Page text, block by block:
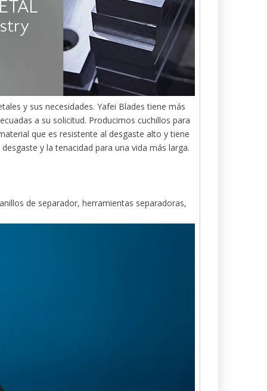
y sus necesidades. Yafei Blades tiene más
a su solicitud. Producimos cuchillos para
que es resistente al desgaste alto y tiene
y la tenacidad para una vida más larga.
de separador, herramientas separadoras,